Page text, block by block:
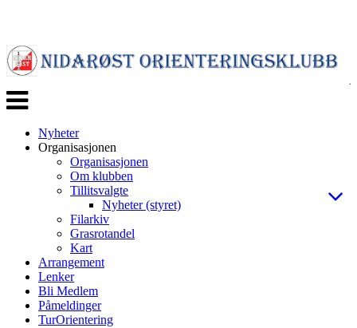
Veksle
navigasjon
Nyheter
Organisasjonen
Organisasjonen
Om klubben
Tillitsvalgte
Nyheter (styret)
Filarkiv
Grasrotandel
Kart
Arrangement
Lenker
Bli Medlem
Påmeldinger
TurOrientering